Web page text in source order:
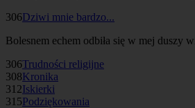
306Dziwi mnie bardzo...
Bolesnem echem odbiła się w mej duszy
306Trudności religijne
308Kronika
312Iskierki
315Podziękowania